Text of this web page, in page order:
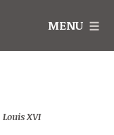
MENU
Louis XVI